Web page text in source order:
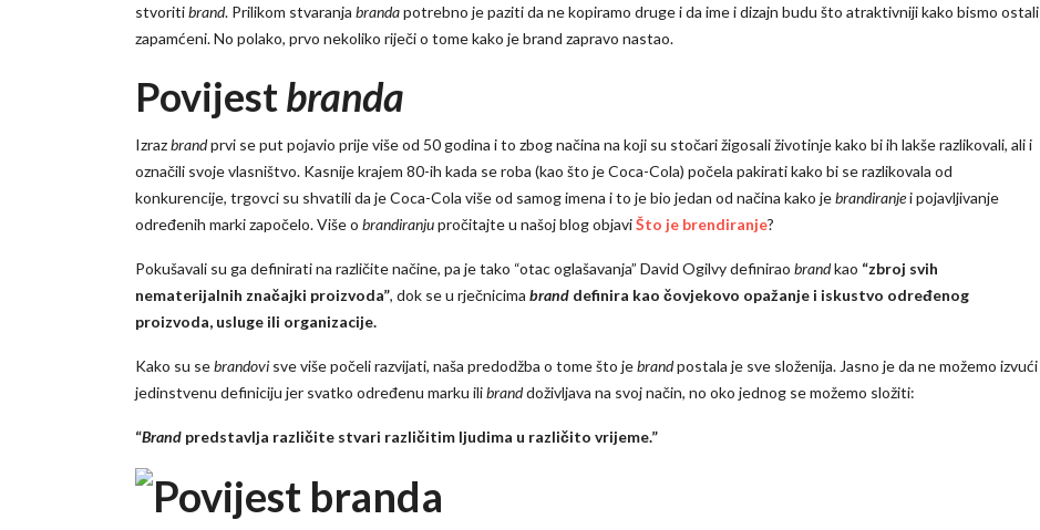
stvoritibrand. Prilikom stvaranja brandapotrebno je paziti da ne kopiramo druge i da ime i dizajn budu što atraktivniji kako bismo ostali
zapamćeni. No polako, prvo nekoliko riječi o tome kako je brand zapravo nastao.
Povijestbranda
Izrazbrandprvi se put pojavio prije više od 50 godina i to zbog načina na koji su stočari žigosali životinje kako bi ih lakše razlikovali, ali i
označili svoje vlasništvo. Kasnije krajem 80-ih kada se roba (kao što je Coca-Cola) počela pakirati kako bi se razlikovala od
konkurencije, trgovci su shvatili da je Coca-Cola više od samog imena i to je bio jedan od načina kako jebrandiranjei pojavljivanje
određenih marki započelo. Više o brandiranjupročitajte u našoj blog objaviŠto je brendiranje?
Pokušavali su ga definirati na različite načine, pa je tako “otac oglašavanja” David Ogilvy definirao brandkao “zbroj svih
nematerijalnih značajki proizvoda”, dok se u rječnicima brand definira kao čovjekovo opažanje i iskustvo određenog
proizvoda, usluge ili organizacije.
Kako su sebrandovi sve više počeli razvijati, naša predodžba o tome što jebrandpostala je sve složenija. Jasno je da ne možemo izvući
jedinstvenu definiciju jer svatko određenu marku ilibranddoživljava na svoj način, no oko jednog se možemo složiti:
“Brand predstavlja različite stvari različitim ljudima u različito vrijeme.”